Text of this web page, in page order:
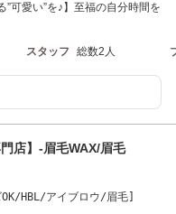
可愛い”を♪】至福の自分時間を
スタッフ 総数2人
店】-眉毛WAX/眉毛
HBL/アイブロウ/眉毛]